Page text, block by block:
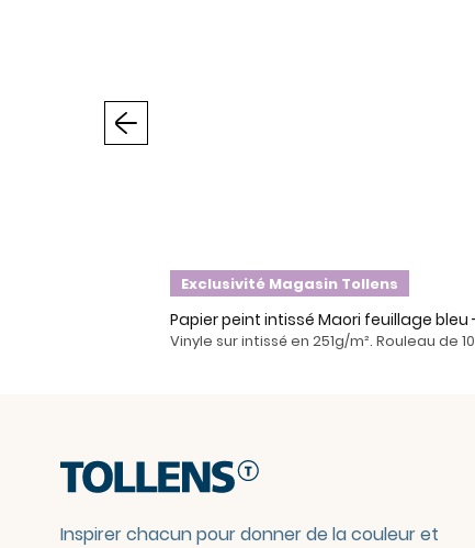
Exclusivité Magasin Tollens
Papier peint intissé Maori feuillage bleu
Vinyle sur intissé en 251g/m². Rouleau de
Inspirer chacun pour donner de la couleur et